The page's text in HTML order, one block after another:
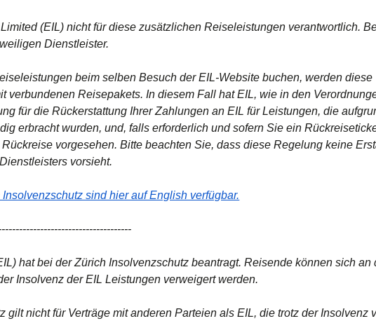
(EIL) nicht für diese zusätzlichen Reiseleistungen verantwortlich.
Dienstleister.
beim selben Besuch der EIL-Website buchen, werden diese
verbundenen Reisepakets. In diesem Fall hat EIL, wie in den
für die Rückerstattung Ihrer Zahlungen an EIL für Leistungen, die
erbracht wurden, und, falls erforderlich und sofern Sie ein
vorgesehen. Bitte beachten Sie, dass diese Regelung keine
vorsieht.
sind hier auf English verfügbar.
hat bei der Zürich Insolvenzschutz beantragt. Reisende können sich an
Insolvenz der EIL Leistungen verweigert werden.
gilt nicht für Verträge mit anderen Parteien als EIL, die trotz der Insolvenz